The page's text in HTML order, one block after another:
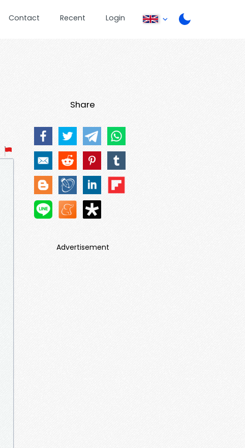
Contact Recent Login
Share
Advertisement